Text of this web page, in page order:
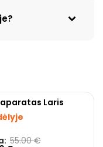
Laris
0iš 5
55.00€